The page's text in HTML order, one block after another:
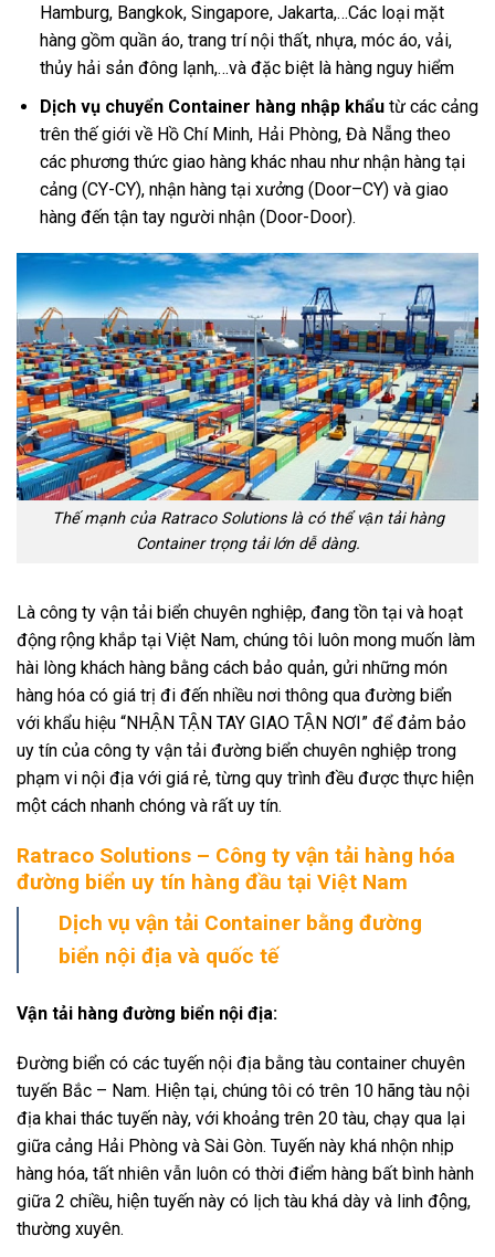
Hamburg, Bangkok, Singapore, Jakarta,…Các loại mặt
hàng gồm quần áo, trang trí nội thất, nhựa, móc áo, vải,
thủy hải sản đông lạnh,…và đặc biệt là hàng nguy hiểm
Dịch vụ chuyển Container hàng nhập khẩutừ các cảng
trên thế giới về Hồ Chí Minh, Hải Phòng, Đà Nẵng theo
các phương thức giao hàng khác nhau như nhận hàng tại
cảng (CY-CY), nhận hàng tại xưởng (Door–CY) và giao
hàng đến tận tay người nhận (Door-Door).
Thế mạnh của Ratraco Solutions là có thể vận tải hàng
Container trọng tải lớn dễ dàng.
Là công ty vận tải biển chuyên nghiệp, đang tồn tại và hoạt
động rộng khắp tại Việt Nam, chúng tôi luôn mong muốn làm
hài lòng khách hàng bằng cách bảo quản, gửi những món
hàng hóa có giá trị đi đến nhiều nơi thông qua đường biển
với khẩu hiệu “NHẬN TẬN TAY GIAO TẬN NƠI” để đảm bảo
uy tín của công ty vận tải đường biển chuyên nghiệp trong
phạm vi nội địa với giá rẻ, từng quy trình đều được thực hiện
một cách nhanh chóng và rất uy tín.
Ratraco Solutions – Công ty vận tải hàng hóa
đường biển uy tín hàng đầu tại Việt Nam
Dịch vụ vận tải Container bằng đường
biển nội địa và quốc tế
Vận tải hàng đường biển nội địa:
Đường biển có các tuyến nội địa bằng tàu container chuyên
tuyến Bắc – Nam. Hiện tại, chúng tôi có trên 10 hãng tàu nội
địa khai thác tuyến này, với khoảng trên 20 tàu, chạy qua lại
giữa cảng Hải Phòng và Sài Gòn. Tuyến này khá nhộn nhịp
hàng hóa, tất nhiên vẫn luôn có thời điểm hàng bất bình hành
giữa 2 chiều, hiện tuyến này có lịch tàu khá dày và linh động,
thường xuyên.